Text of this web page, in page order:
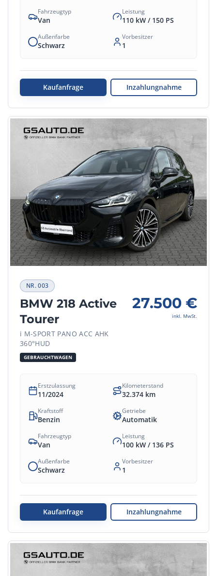
Fahrzeugtyp
Van
Leistung
110 kW / 150 PS
Außenfarbe
Schwarz
Vorbesitzer
1
Kaufanfrage Inzahlungnahme
NR.003
BMW 218 Active
Tourer
i M-SPORT PANO ACC AHK
360°HUD
GEBRAUCHTWAGEN
27.500 €
inkl. MwSt.
Erstzulassung
11/2024
Kilometerstand
32.374 km
Kraftstoff
Benzin
Getriebe
Automatik
Fahrzeugtyp
Van
Leistung
100 kW / 136 PS
Außenfarbe
Schwarz
Vorbesitzer
1
Kaufanfrage Inzahlungnahme